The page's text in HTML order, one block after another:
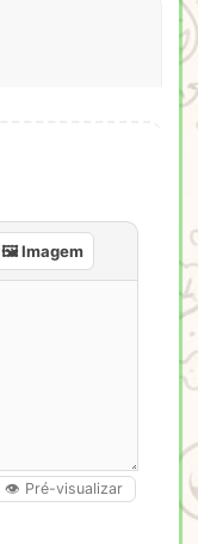
🖼️ Imagem
👁️ Pré-visualizar